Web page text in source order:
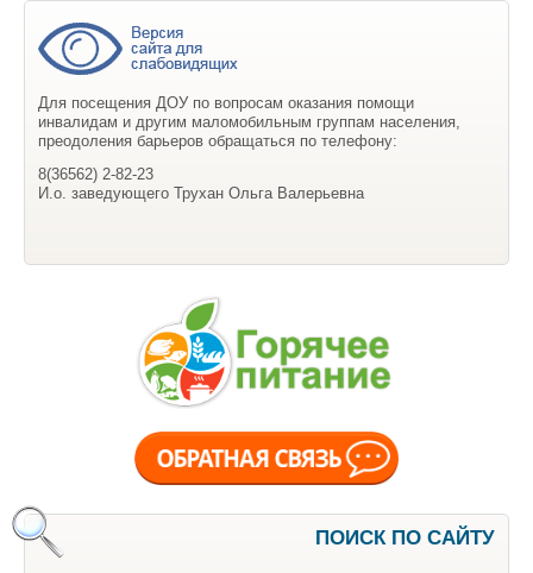
Для посещения ДОУ по вопросам оказания помощи
инвалидам и другим маломобильным группам населения,
преодоления барьеров обращаться по телефону:
8(36562) 2-82-23
И.о. заведующего Трухан Ольга Валерьевна
ПОИСК ПО САЙТУ